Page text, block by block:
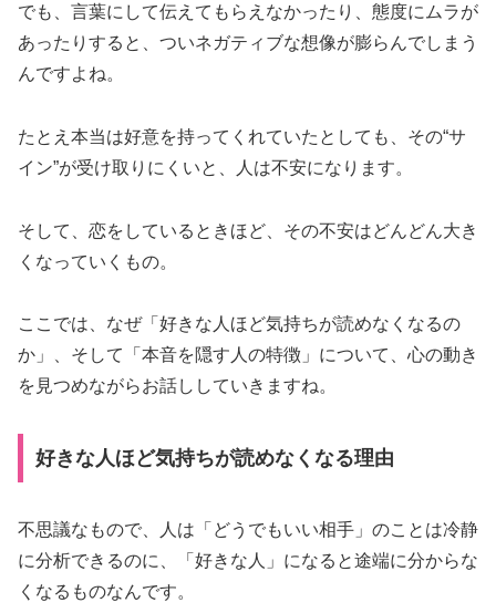
でも、言葉にして伝えてもらえなかったり、態度にムラが
あったりすると、ついネガティブな想像が膨らんでしまう
んですよね。
たとえ本当は好意を持ってくれていたとしても、その“サ
イン”が受け取りにくいと、人は不安になります。
そして、恋をしているときほど、その不安はどんどん大き
くなっていくもの。
ここでは、なぜ「好きな人ほど気持ちが読めなくなるの
か」、そして「本音を隠す人の特徴」について、心の動き
を見つめながらお話ししていきますね。
好きな人ほど気持ちが読めなくなる理由
不思議なもので、人は「どうでもいい相手」のことは冷静
に分析できるのに、「好きな人」になると途端に分からな
くなるものなんです。